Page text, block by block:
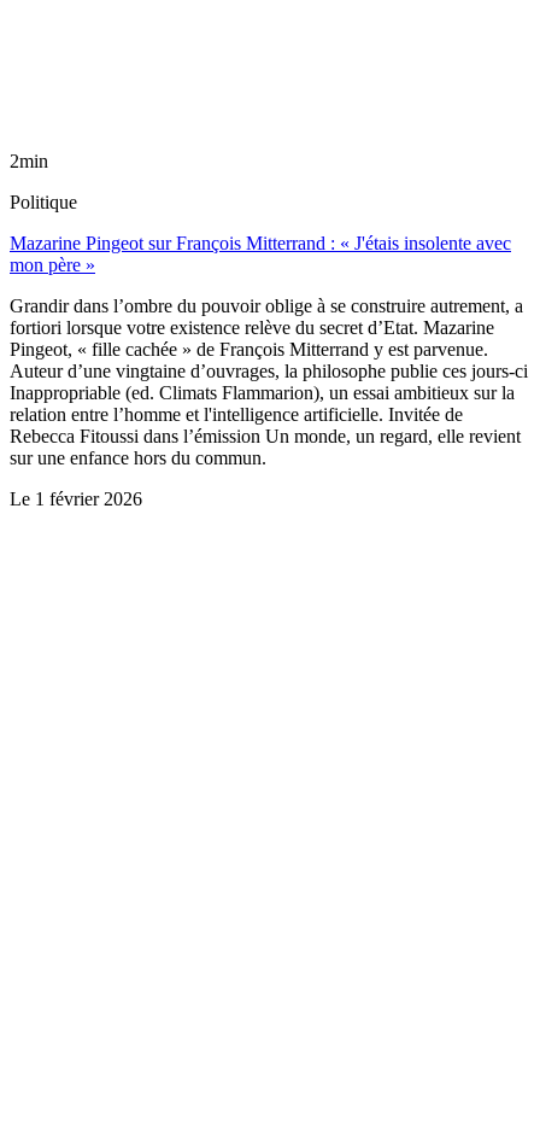
2min
Politique
Mazarine Pingeot sur François Mitterrand : « J'étais insolente avec
mon père »
Grandir dans l’ombre du pouvoir oblige à se construire autrement, a
fortiori lorsque votre existence relève du secret d’Etat. Mazarine
Pingeot, « fille cachée » de François Mitterrand y est parvenue.
Auteur d’une vingtaine d’ouvrages, la philosophe publie ces jours-ci
Inappropriable (ed. Climats Flammarion), un essai ambitieux sur la
relation entre l’homme et l'intelligence artificielle. Invitée de
Rebecca Fitoussi dans l’émission Un monde, un regard, elle revient
sur une enfance hors du commun.
Le 1 février 2026